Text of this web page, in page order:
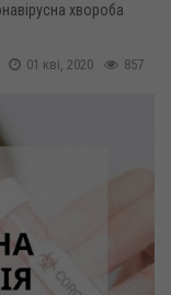
хвороба
857
01 кві, 2020